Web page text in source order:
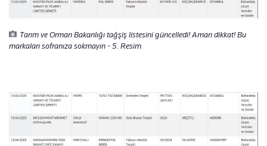
Tarım ve Orman Bakanlığı tağşiş listesini güncelledi! Aman dikkat! Bu
markaları sofranıza sokmayın - 5. Resim